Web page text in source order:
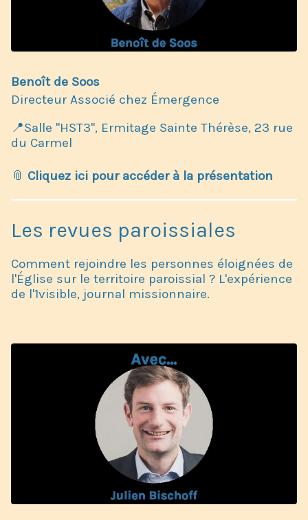
Benoît de Soos
​Directeur Associé chez Émergence
📍Salle "HST3", Ermitage Sainte Thérèse, 23 rue
du Carmel
📎 Cliquez ici pour accéder à la présentation
Les revues paroissiales
Comment rejoindre les personnes éloignées de
l'Église sur le territoire paroissial ? L'expérience
de l'1visible, journal missionnaire.